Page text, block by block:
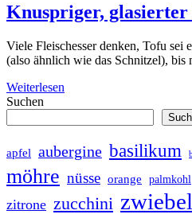
Knuspriger,
Viele Fleischesser denken, Tofu sei
(also ähnlich wie das Schnitzel),
Weiterlesen
Suchen
apfel aubergine basilikum
möhre nüsse orange palmkohl
zitrone zucchini zwiebel